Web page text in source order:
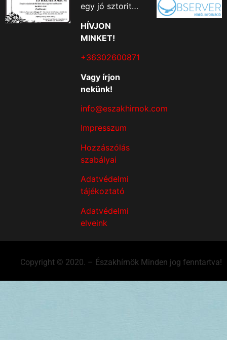
egy jó sztorit…
HÍVJON
MINKET!
+36302600871
Vagy írjon
nekünk!
info@eszakhirnok.com
Impresszum
Hozzászólás
szabályai
Adatvédelmi
tájékoztató
Adatvédelmi
elveink
Copyright © 2020. – Északhírnök Minden jog fenntartva!